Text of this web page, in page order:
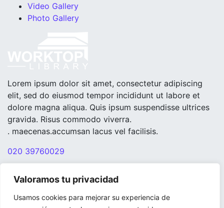
Valoramos tu privacidad
Usamos cookies para mejorar su experiencia de
Video Gallery
Photo Gallery
Lorem ipsum dolor sit amet, consectetur adipiscing
elit, sed do eiusmod tempor incididunt ut labore et
dolore magna aliqua. Quis ipsum suspendisse ultrices
gravida. Risus commodo viverra.
. maecenas.accumsan lacus vel facilisis.
020 39760029
Registered Office
207 Regent Street, London